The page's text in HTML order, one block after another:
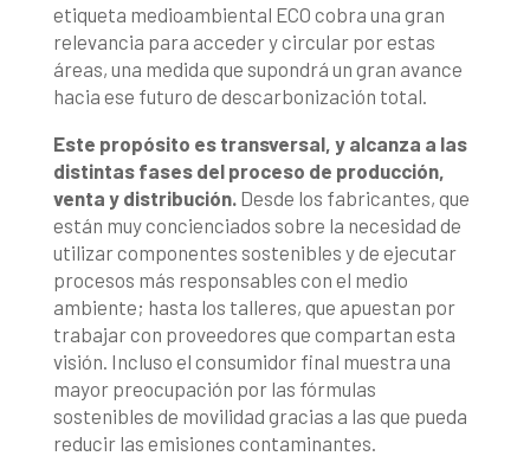
etiqueta medioambiental ECO cobra una gran
relevancia para acceder y circular por estas
áreas, una medida que supondrá un gran avance
hacia ese futuro de descarbonización total.
Este propósito es transversal, y alcanza a las
distintas fases del proceso de producción,
venta y distribución. Desde los fabricantes, que
están muy concienciados sobre la necesidad de
utilizar componentes sostenibles y de ejecutar
procesos más responsables con el medio
ambiente; hasta los talleres, que apuestan por
trabajar con proveedores que compartan esta
visión. Incluso el consumidor final muestra una
mayor preocupación por las fórmulas
sostenibles de movilidad gracias a las que pueda
reducir las emisiones contaminantes.